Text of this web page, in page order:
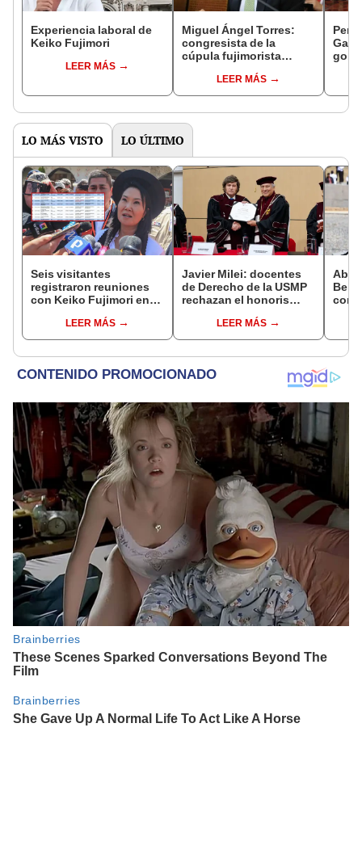
Experiencia laboral de
Keiko Fujimori
LEER MÁS
Miguel Ángel Torres:
congresista de la
cúpula fujimorista
del SenadoLEER MÁS
LO MÁS VISTO LO ÚLTIMO
Seis visitantes
registraron reuniones
con Keiko Fujimori en
presidenta se
encontraba en Junín
LEER MÁS
Javier Milei: docentes
de Derecho de la USMP
rechazan el honoris
presidente de Argentina
LEER MÁS